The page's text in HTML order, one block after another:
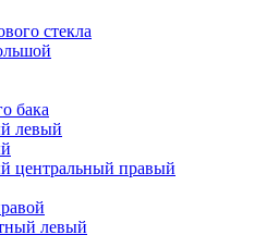
стекла
бака
левый
центральный правый
левый